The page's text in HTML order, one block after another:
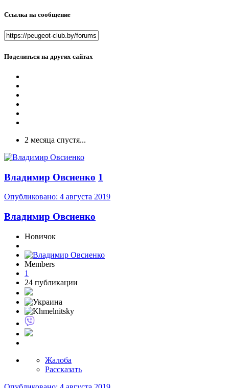
Ссылка на сообщение
Поделиться на других сайтах
2 месяца спустя...
Владимир Овсиенко 1
Опубликовано: 4 августа 2019
Владимир Овсиенко
Новичок
Members
1
24 публикации
Жалоба
Рассказать